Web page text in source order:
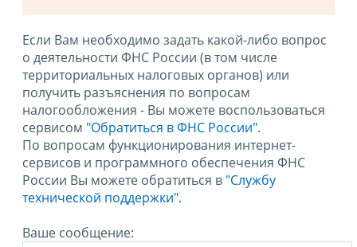
Если Вам необходимо задать какой-либо вопрос
о деятельности ФНС России (в том числе
территориальных налоговых органов) или
получить разъяснения по вопросам
налогообложения - Вы можете воспользоваться
сервисом "Обратиться в ФНС России".
По вопросам функционирования интернет-
сервисов и программного обеспечения ФНС
России Вы можете обратиться в "Службу
технической поддержки".
Ваше сообщение: